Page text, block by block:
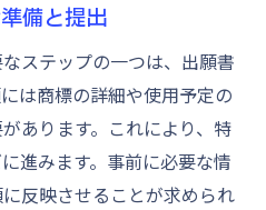
備と提出
ステップの一つは、出願書
は商標の詳細や使用予定の
あります。これにより、特
進みます。事前に必要な情
反映させることが求められ